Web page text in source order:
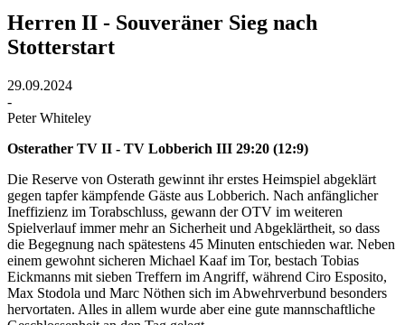
Herren II - Souveräner Sieg nach
Stotterstart
29.09.2024
-
Peter Whiteley
Osterather TV II - TV Lobberich III 29:20 (12:9)
Die Reserve von Osterath gewinnt ihr erstes Heimspiel abgeklärt
gegen tapfer kämpfende Gäste aus Lobberich. Nach anfänglicher
Ineffizienz im Torabschluss, gewann der OTV im weiteren
Spielverlauf immer mehr an Sicherheit und Abgeklärtheit, so dass
die Begegnung nach spätestens 45 Minuten entschieden war. Neben
einem gewohnt sicheren Michael Kaaf im Tor, bestach Tobias
Eickmanns mit sieben Treffern im Angriff, während Ciro Esposito,
Max Stodola und Marc Nöthen sich im Abwehrverbund besonders
hervortaten. Alles in allem wurde aber eine gute mannschaftliche